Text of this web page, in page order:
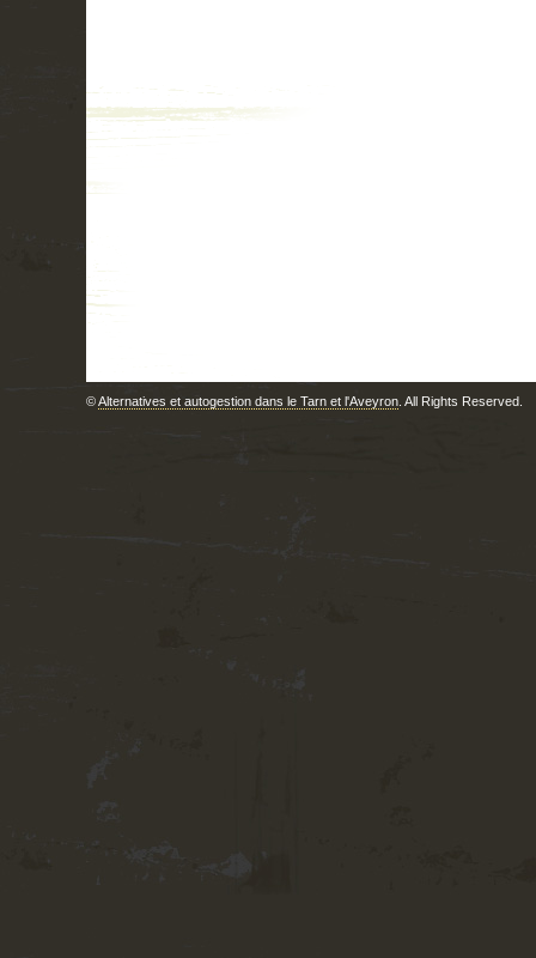
©Alternatives et autogestion dans le Tarn et l'Aveyron . All Rights Reserved.